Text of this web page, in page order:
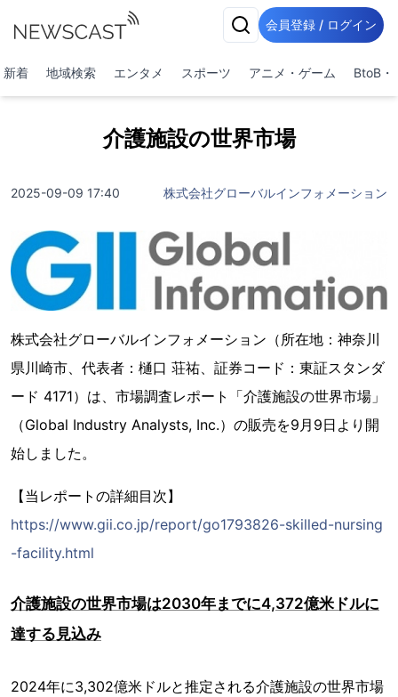
会員登録 / ログイン
新着 地域検索 エンタメ スポーツ アニメ・ゲーム BtoB・
介護施設の世界市場
2025-09-09 17:40 株式会社グローバルインフォメーション
株式会社グローバルインフォメーション（所在地：神奈川
県川崎市、代表者：樋口 荘祐、証券コード：東証スタンダ
ード 4171）は、市場調査レポート「介護施設の世界市場」
（Global Industry Analysts, Inc.）の販売を9月9日より開
始しました。
【当レポートの詳細目次】
https://www.gii.co.jp/report/go1793826-skilled-nursing
-facility.html
介護施設の世界市場は2030年までに4,372億米ドルに
達する見込み
2024年に3,302億米ドルと推定される介護施設の世界市場